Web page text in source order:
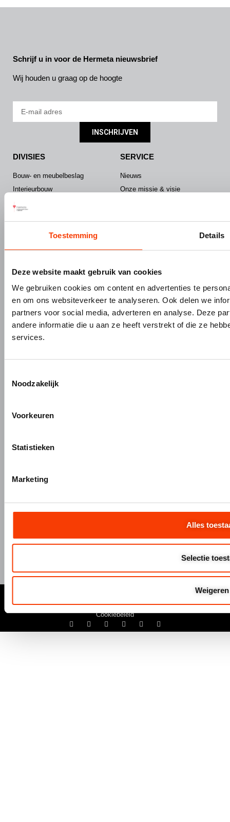
Toestemming Details
Deze website maakt gebruik van cookies
We gebruiken cookies om content en advertenties te
en om ons websiteverkeer te analyseren. Ook delen we
partners voor social media, adverteren en analyse. Deze
andere informatie die u aan ze heeft verstrekt of die ze
services.
Noodzakelijk
Voorkeuren
Statistieken
Marketing
Alles
Selectie
Weigeren
Schrijf u in voor de Hermeta nieuwsbrief
Wij houden u graag op de hoogte
INSCHRIJVEN
DIVISIES
Bouw- en meubelbeslag
Interieurbouw
SERVICE
Nieuws
Onze missie & visie
PRODUCTEN
Bouw- en meubelbeslag
Lockers & garderobekasten
Maatwerk interieurbouw
Vliesgevels en kozijnen
MERKEN
Engineering en 3D tekenen
Aluminium nabewerking
info@hermeta.nl
1e Industrieweg 1 4147 CR Asperen
Cookiebeleid